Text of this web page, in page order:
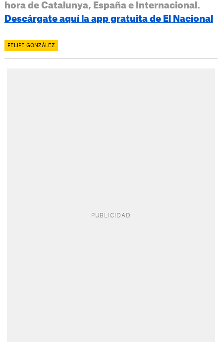
hora de Catalunya, España e Internacional.
Descárgate aquí la app gratuita de El Nacional
FELIPE GONZÁLEZ